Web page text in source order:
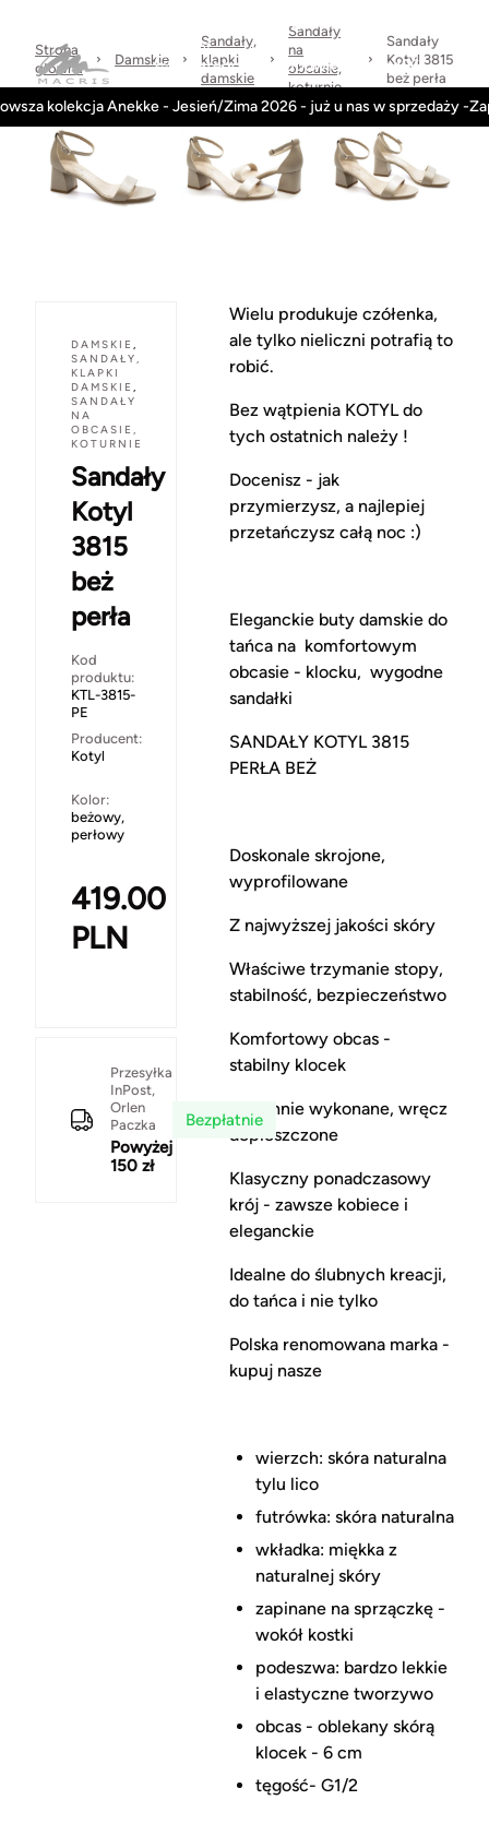
zwrot
Kategorie Obuwie-Wiosna26
kolekcja Anekke - Jesień/Zima 2026 - już u nas w sprzedaży -
Strona
główna
Damskie
Sandały,
klapki
damskie
Sandały
na
obcasie,
koturnie
Sandały
Kotyl 3815
beż perła
DAMSKIE ,
SANDAŁY,
KLAPKI
DAMSKIE ,
SANDAŁY
NA
OBCASIE,
KOTURNIE
Sandały
Kotyl
3815
beż
perła
Kod
produktu:
KTL-3815-
PE
Producent:
Kotyl
Kolor:
beżowy,
perłowy
419.00
PLN
Przesyłka
InPost,
Orlen
Paczka
Powyżej
150 zł
Bezpłatnie
Wielu produkuje czółenka,
ale tylko nieliczni potrafią to
robić.
Bez wątpienia KOTYL do
tych ostatnich należy !
Docenisz - jak
przymierzysz, a najlepiej
przetańczysz całą noc :)
Eleganckie buty damskie do
tańca na komfortowym
obcasie - klocku, wygodne
sandałki
SANDAŁY KOTYL 3815
PERŁA BEŻ
Doskonale skrojone,
wyprofilowane
Z najwyższej jakości skóry
Właściwe trzymanie stopy,
stabilność, bezpieczeństwo
Komfortowy obcas -
stabilny klocek
Starannie wykonane, wręcz
dopieszczone
Klasyczny ponadczasowy
krój - zawsze kobiece i
eleganckie
Idealne do ślubnych kreacji,
do tańca i nie tylko
Polska renomowana marka -
kupuj nasze
wierzch: skóra naturalna
tylu lico
futrówka: skóra naturalna
wkładka: miękka z
naturalnej skóry
zapinane na sprzączkę -
wokół kostki
podeszwa: bardzo lekkie
i elastyczne tworzywo
obcas - oblekany skórą
klocek - 6 cm
tęgość- G1/2